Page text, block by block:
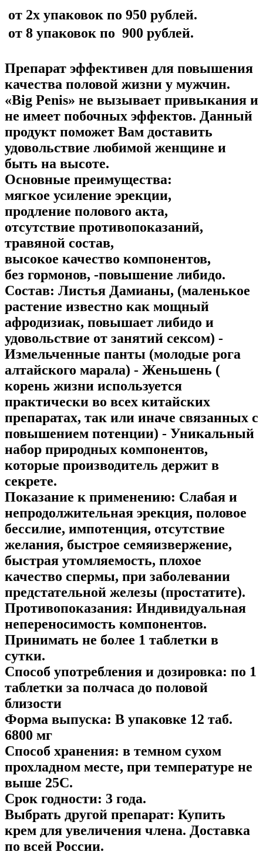
от 2х упаковок по 950 рублей.
от 8 упаковок по 900 рублей.
Препарат эффективен для повышения
качества половой жизни у мужчин.
«Big Penis» не вызывает привыкания и
не имеет побочных эффектов. Данный
продукт поможет Вам доставить
удовольствие любимой женщине и
быть на высоте.
Основные преимущества:
мягкое усиление эрекции,
продление полового акта,
отсутствие противопоказаний,
травяной состав,
высокое качество компонентов,
без гормонов, -повышение либидо.
Состав: Листья Дамианы, (маленькое
растение известно как мощный
афродизиак, повышает либидо и
удовольствие от занятий сексом) -
Измельченные панты (молодые рога
алтайского марала) - Женьшень (
корень жизни используется
практически во всех китайских
препаратах, так или иначе связанных с
повышением потенции) - Уникальный
набор природных компонентов,
которые производитель держит в
секрете.
Показание к применению: Слабая и
непродолжительная эрекция, половое
бессилие, импотенция, отсутствие
желания, быстрое семяизвержение,
быстрая утомляемость, плохое
качество спермы, при заболевании
предстательной железы (простатите).
Противопоказания: Индивидуальная
непереносимость компонентов.
Принимать не более 1 таблетки в
сутки.
Способ употребления и дозировка: по 1
таблетки за полчаса до половой
близости
Форма выпуска: В упаковке 12 таб.
6800 мг
Способ хранения: в темном сухом
прохладном месте, при температуре не
выше 25С.
Срок годности: 3 года.
Выбрать другой препарат: Купить
крем для увеличения члена. Доставка
по всей России.